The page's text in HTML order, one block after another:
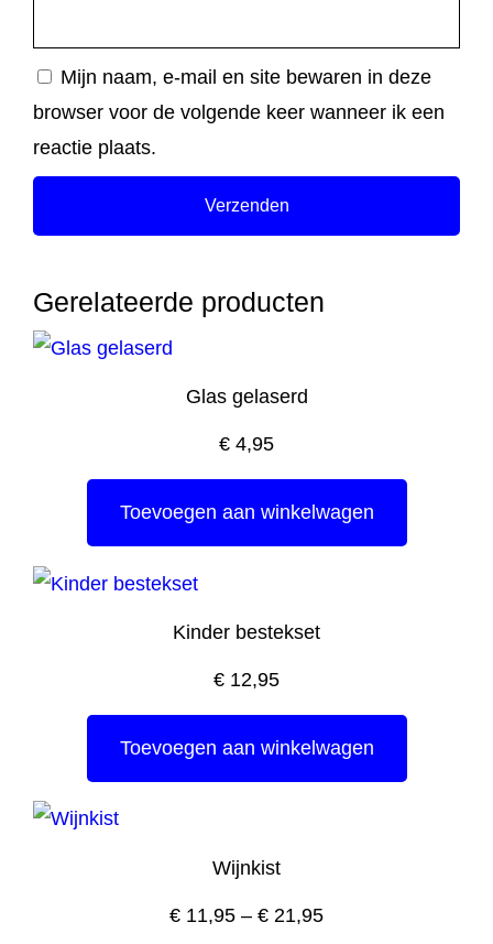
Mijn naam, e-mail en site bewaren in deze
browser voor de volgende keer wanneer ik een
reactie plaats.
Gerelateerde producten
Glas gelaserd
€ 4,95
Toevoegen aan winkelwagen
Kinder bestekset
€ 12,95
Toevoegen aan winkelwagen
Wijnkist
€ 11,95 – € 21,95